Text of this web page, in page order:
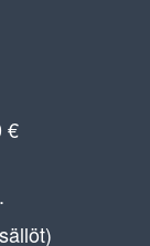
€